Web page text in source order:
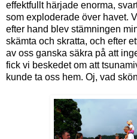
effektfullt härjade enorma,
som exploderade över havet.
efter hand blev stämningen
skämta och skratta, och efter
av oss ganska säkra på att
fick vi beskedet om att
kunde ta oss hem. Oj, vad